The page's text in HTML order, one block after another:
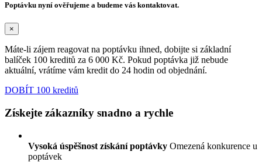
Poptávku nyní ověřujeme a budeme vás kontaktovat.
×
Máte-li zájem reagovat na poptávku ihned, dobijte si základní
balíček 100 kreditů za 6 000 Kč. Pokud poptávka již nebude
aktuální, vrátíme vám kredit do 24 hodin od objednání.
DOBÍT 100 kreditů
Získejte zákazníky snadno a rychle
Vysoká úspěšnost získání poptávky Omezená konkurence u
poptávek